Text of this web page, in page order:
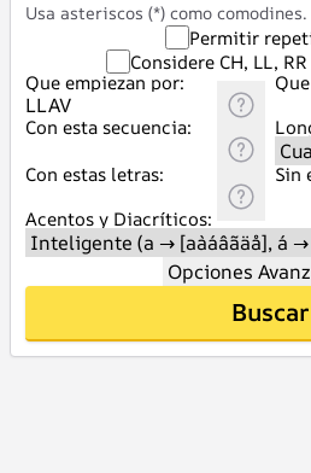
Usa asteriscos (*) como comodines.
Permitir
Considere CH, LL,
Que empiezan por:
Con esta secuencia:
Con estas letras:
Sin
Acentos y Diacríticos:
Opciones
Buscar